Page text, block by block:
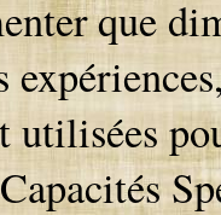
que
utilisées